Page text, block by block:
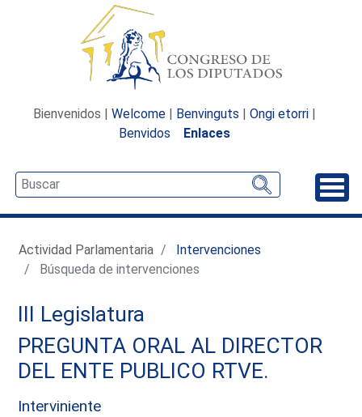
Bienvenidos | Welcome | Benvinguts | Ongi etorri |
Benvidos
Enlaces
Actividad Parlamentaria
Intervenciones
Búsqueda de intervenciones
III Legislatura
PREGUNTA ORAL AL DIRECTOR
DEL ENTE PUBLICO RTVE.
Interviniente